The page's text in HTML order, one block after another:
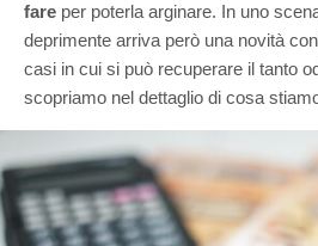
fare per poterla arginare. In uno
deprimente arriva però una novità
casi in cui si può recuperare il tanto
scopriamo nel dettaglio di cosa